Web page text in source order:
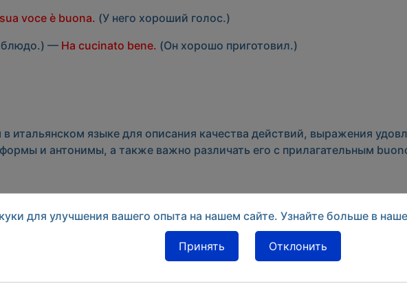
voce è buona. (У него хороший голос.)
блюдо.) — Ha cucinato bene. (Он хорошо приготовил.)
итальянском языке для описания качества действий, выражения
и антонимы, а также важно различать его с прилагательным
языке
для улучшения вашего опыта на нашем сайте. Узнайте больше в
Принять Отклонить